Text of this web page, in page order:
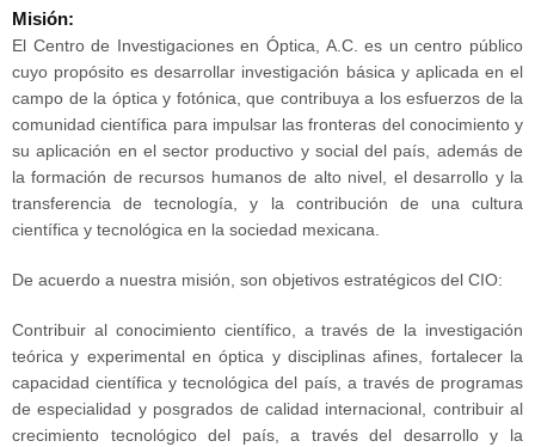
Misión:
El Centro de Investigaciones en Óptica, A.C. es un centro público
cuyo propósito es desarrollar investigación básica y aplicada en el
campo de la óptica y fotónica, que contribuya a los esfuerzos de la
comunidad científica para impulsar las fronteras del conocimiento y
su aplicación en el sector productivo y social del país, además de
la formación de recursos humanos de alto nivel, el desarrollo y la
transferencia de tecnología, y la contribución de una cultura
científica y tecnológica en la sociedad mexicana.
De acuerdo a nuestra misión, son objetivos estratégicos del CIO:
Contribuir al conocimiento científico, a través de la investigación
teórica y experimental en óptica y disciplinas afines, fortalecer la
capacidad científica y tecnológica del país, a través de programas
de especialidad y posgrados de calidad internacional, contribuir al
crecimiento tecnológico del país, a través del desarrollo y la